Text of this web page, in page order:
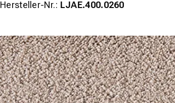
Hersteller-Nr.: LJAE.400.0260